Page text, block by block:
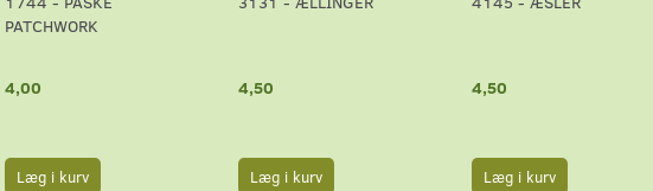
PATCHWORK
4,00
Læg i kurv
4,50
Læg i kurv
4,50
Læg i kurv